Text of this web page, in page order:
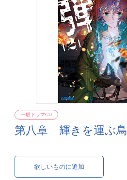
第八章 輝きを運ぶ鳥
一般ドラマCD
欲しいものに追加